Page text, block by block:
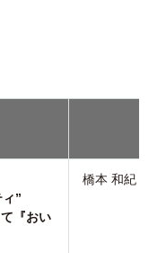
”
『おい
橋本 和紀